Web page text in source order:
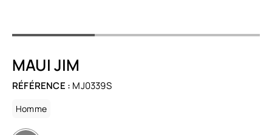
MAUI JIM
RÉFÉRENCE : MJ0339S
Homme